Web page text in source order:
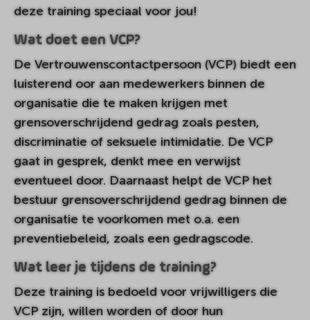
deze training speciaal voor jou!
Wat doet een VCP?
De Vertrouwenscontactpersoon (VCP) biedt een
luisterend oor aan medewerkers binnen de
organisatie die te maken krijgen met
grensoverschrijdend gedrag zoals pesten,
discriminatie of seksuele intimidatie. De VCP
gaat in gesprek, denkt mee en verwijst
eventueel door. Daarnaast helpt de VCP het
bestuur grensoverschrijdend gedrag binnen de
organisatie te voorkomen met o.a. een
preventiebeleid, zoals een gedragscode.
Wat leer je tijdens de training?
Deze training is bedoeld voor vrijwilligers die
VCP zijn, willen worden of door hun